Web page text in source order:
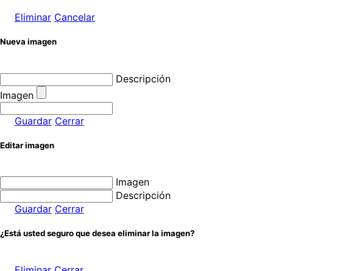
Eliminar Cancelar
Nueva imagen
Descripción
Imagen
Guardar Cerrar
Editar imagen
Imagen
Descripción
Guardar Cerrar
¿Está usted seguro que desea eliminar la imagen?